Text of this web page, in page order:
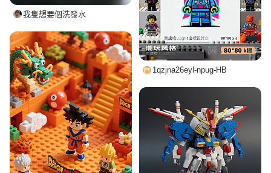
我隻想要個洗發水
1qzjna26eyl-npug-HB